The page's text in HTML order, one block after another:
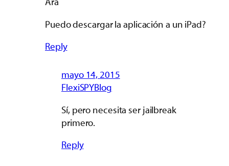
Puedo descargar la aplicación a un iPad?
Reply
mayo 14, 2015
FlexiSPYBlog
Sí, pero necesita ser jailbreak
primero.
Reply